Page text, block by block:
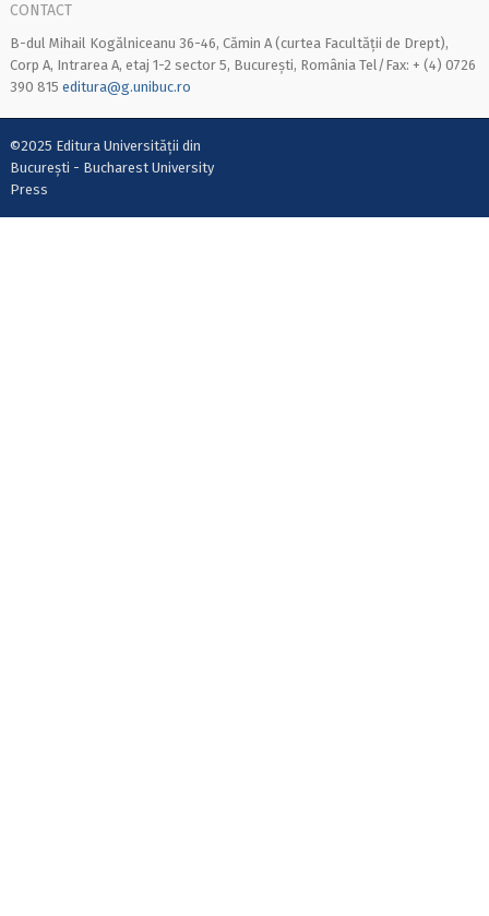
CONTACT
B-dul Mihail Kogălniceanu 36-46, Cămin A (curtea Facultății de Drept),
Corp A, Intrarea A, etaj 1-2 sector 5, București, România Tel/Fax: + (4) 0726
390 815 editura@g.unibuc.ro
©2025 Editura Universității din
București - Bucharest University
Press